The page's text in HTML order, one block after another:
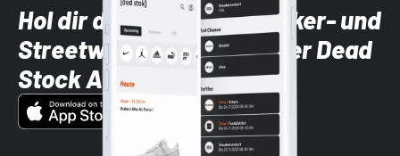
Hol dir die neuesten Sneaker- und
Streetwear-Brands mit der Dead
Stock App